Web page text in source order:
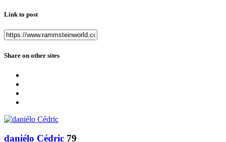
Link to post
Share on other sites
daniélo Cédric 79